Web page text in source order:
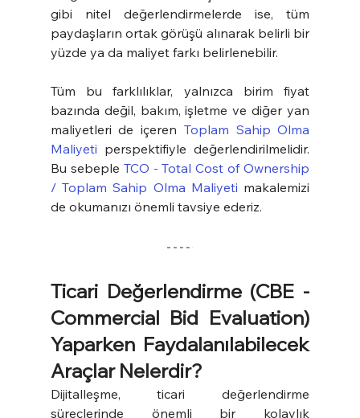
gibi nitel değerlendirmelerde ise, tüm
paydaşların ortak görüşü alınarak belirli bir
yüzde ya da maliyet farkı belirlenebilir.
Tüm bu farklılıklar, yalnızca birim fiyat
bazında değil, bakım, işletme ve diğer yan
maliyetleri de içeren Toplam Sahip Olma
Maliyeti perspektifiyle değerlendirilmelidir.
Bu sebeple TCO - Total Cost of Ownership
/ Toplam Sahip Olma Maliyeti makalemizi
de okumanızı önemli tavsiye ederiz.
Ticari Değerlendirme (CBE -
Commercial Bid Evaluation)
Yaparken Faydalanılabilecek
Araçlar Nelerdir?
Dijitalleşme, ticari değerlendirme
süreçlerinde önemli bir kolaylık